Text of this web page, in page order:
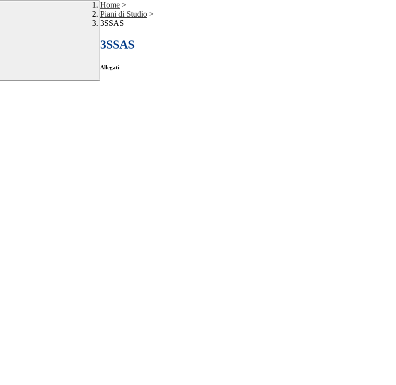
Home >
Piani di Studio >
3SSAS
3SSAS
Allegati